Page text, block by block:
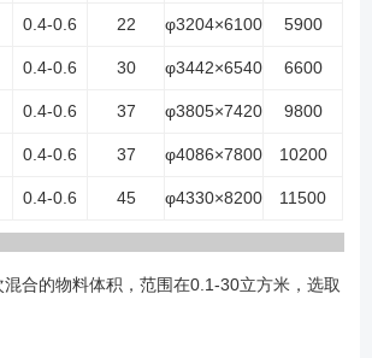
0.4-0.6 22 φ3204×6100 5900
0.4-0.6 30 φ3442×6540 6600
0.4-0.6 37 φ3805×7420 9800
0.4-0.6 37 φ4086×7800 10200
0.4-0.6 45 φ4330×8200 11500
的物料体积，范围在0.1-30立方米，选取